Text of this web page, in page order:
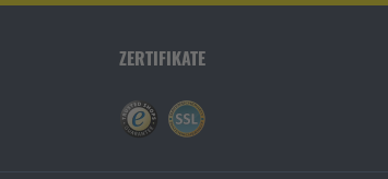
ZERTIFIKATE